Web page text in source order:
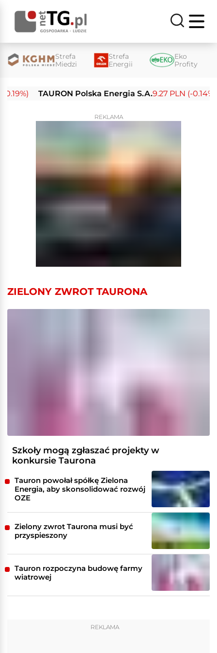
Strefa
Miedzi
Strefa
Energii
Eko
Profity
TAURON Polska Energia S.A.9.27 PLN (-0.14%)
REKLAMA
ZIELONY ZWROT TAURONA
Szkoły mogą zgłaszać projekty w
konkursie Taurona
Tauron powołał spółkę Zielona
Energia, aby skonsolidować rozwój
OZE
Zielony zwrot Taurona musi być
przyspieszony
Tauron rozpoczyna budowę farmy
wiatrowej
REKLAMA